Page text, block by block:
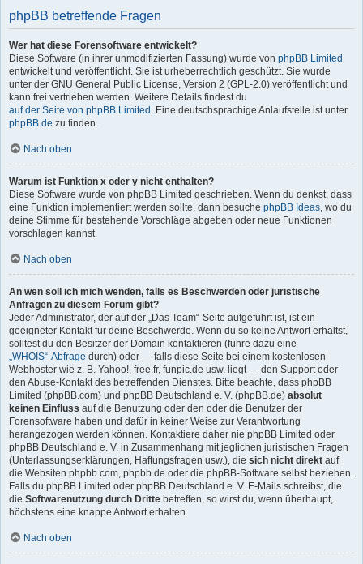
phpBB betreffende Fragen
Wer hat diese Forensoftware entwickelt?
Diese Software (in ihrer unmodifizierten Fassung) wurde von phpBB Limited
entwickelt und veröffentlicht. Sie ist urheberrechtlich geschützt. Sie wurde
unter der GNU General Public License, Version 2 (GPL-2.0) veröffentlicht und
kann frei vertrieben werden. Weitere Details findest du
auf der Seite von phpBB Limited . Eine deutschsprachige Anlaufstelle ist unter
phpBB.de zu finden.
Nach oben
Warum ist Funktion x oder y nicht enthalten?
Diese Software wurde von phpBB Limited geschrieben. Wenn du denkst, dass
eine Funktion implementiert werden sollte, dann besuche phpBB Ideas, wo du
deine Stimme für bestehende Vorschläge abgeben oder neue Funktionen
vorschlagen kannst.
Nach oben
An wen soll ich mich wenden, falls es Beschwerden oder juristische
Anfragen zu diesem Forum gibt?
Jeder Administrator, der auf der „Das Team“-Seite aufgeführt ist, ist ein
geeigneter Kontakt für deine Beschwerde. Wenn du so keine Antwort erhältst,
solltest du den Besitzer der Domain kontaktieren (führe dazu eine
„WHOIS“-Abfrage durch) oder — falls diese Seite bei einem kostenlosen
Webhoster wie z. B. Yahoo!, free.fr, funpic.de usw. liegt — den Support oder
den Abuse-Kontakt des betreffenden Dienstes. Bitte beachte, dass phpBB
Limited (phpBB.com) und phpBB Deutschland e. V. (phpBB.de) absolut
keinen Einfluss auf die Benutzung oder den oder die Benutzer der
Forensoftware haben und dafür in keiner Weise zur Verantwortung
herangezogen werden können. Kontaktiere daher nie phpBB Limited oder
phpBB Deutschland e. V. in Zusammenhang mit jeglichen juristischen Fragen
(Unterlassungserklärungen, Haftungsfragen usw.), die sich nicht direkt auf
die Websiten phpbb.com, phpbb.de oder die phpBB-Software selbst beziehen.
Falls du phpBB Limited oder phpBB Deutschland e. V. E-Mails schreibst, die
die Softwarenutzung durch Dritte betreffen, so wirst du, wenn überhaupt,
höchstens eine knappe Antwort erhalten.
Nach oben